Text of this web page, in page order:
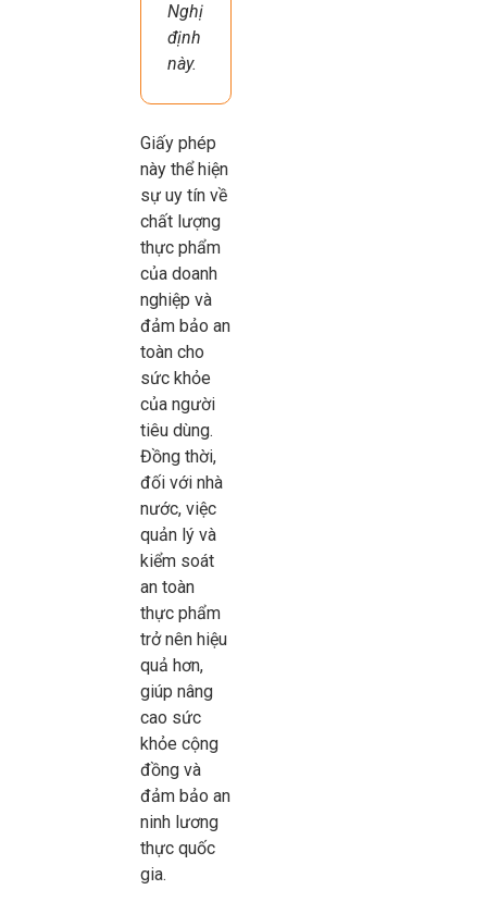
Nghị
định
này.
Giấy phép
này thể hiện
sự uy tín về
chất lượng
thực phẩm
của doanh
nghiệp và
đảm bảo an
toàn cho
sức khỏe
của người
tiêu dùng.
Đồng thời,
đối với nhà
nước, việc
quản lý và
kiểm soát
an toàn
thực phẩm
trở nên hiệu
quả hơn,
giúp nâng
cao sức
khỏe cộng
đồng và
đảm bảo an
ninh lương
thực quốc
gia.